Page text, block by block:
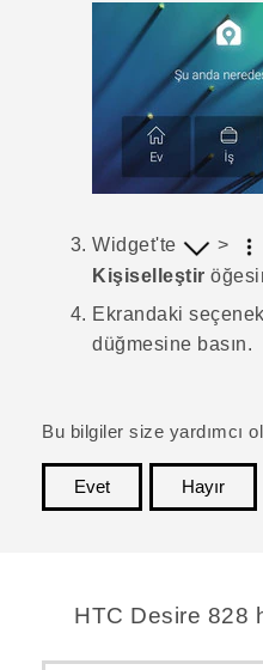
Widget'te >
Kişiselleştir
Ekrandaki
düğmesine basın.
Bu bilgiler size yardımcı
Evet
Hayır
HTC Desire 828